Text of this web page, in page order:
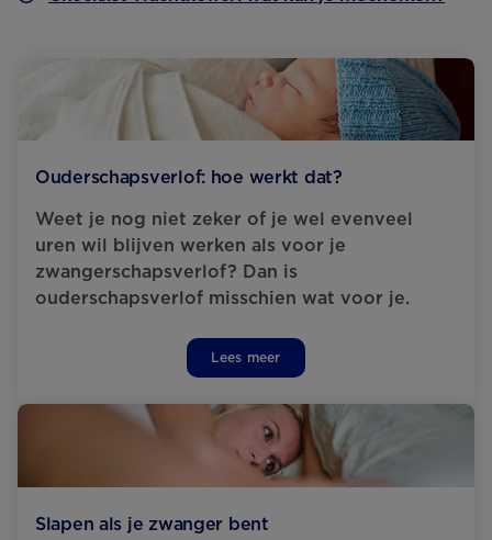
Ouderschapsverlof: hoe werkt dat?
Weet je nog niet zeker of je wel evenveel
uren wil blijven werken als voor je
zwangerschapsverlof? Dan is
ouderschapsverlof misschien wat voor je.
Lees meer
Slapen als je zwanger bent